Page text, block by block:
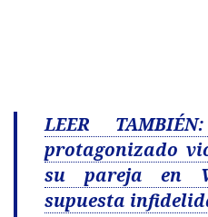
LEER
protagonizado
su pareja en
supuesta